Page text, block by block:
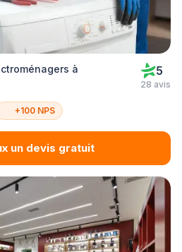
à
5
28 avis
+100 NPS
un devis gratuit